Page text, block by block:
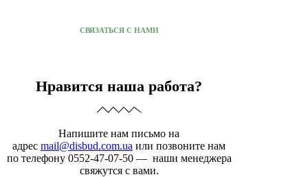
СВЯЗАТЬСЯ С НАМИ
Нравится наша работа?
Напишите нам письмо на
адрес mail@disbud.com.ua или позвоните нам
по телефону 0552-47-07-50 — наши менеджера
свяжутся с вами.